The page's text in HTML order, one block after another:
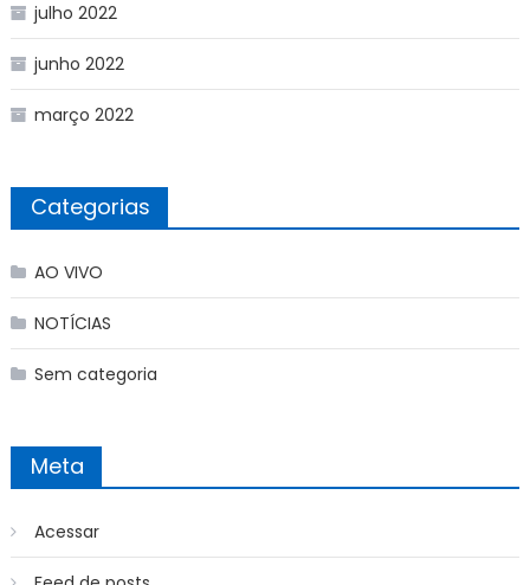
julho 2022
junho 2022
março 2022
Categorias
AO VIVO
NOTÍCIAS
Sem categoria
Meta
Acessar